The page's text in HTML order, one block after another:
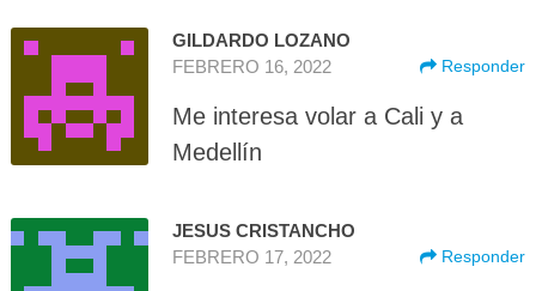
GILDARDO LOZANO
FEBRERO 16, 2022
Responder
Me interesa volar a Cali y a
Medellín
JESUS CRISTANCHO
FEBRERO 17, 2022
Responder